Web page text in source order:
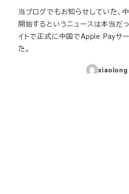
当ブログでもお知らせしていた
開始するというニュースは本当だ
イトで正式に中国でApple Payサ
た。
xiaolong